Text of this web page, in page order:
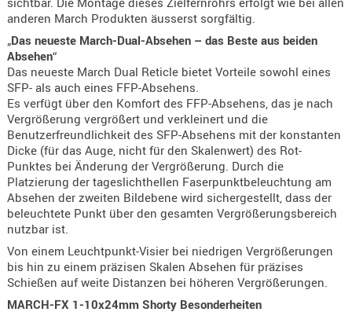
KITS
RÜST-
anderen March Produkten äusserst sorgfältig.
„Das neueste March-Dual-Absehen – das Beste aus beiden
Absehen“
Das neueste March Dual Reticle bietet Vorteile sowohl eines
SFP- als auch eines FFP-Absehens.
Es verfügt über den Komfort des FFP-Absehens, das je nach
Vergrößerung vergrößert und verkleinert und die
Benutzerfreundlichkeit des SFP-Absehens mit der konstanten
Dicke (für das Auge, nicht für den Skalenwert) des Rot-
Punktes bei Änderung der Vergrößerung. Durch die
Platzierung der tageslichthellen Faserpunktbeleuchtung am
Absehen der zweiten Bildebene wird sichergestellt, dass der
beleuchtete Punkt über den gesamten Vergrößerungsbereich
nutzbar ist.
Von einem Leuchtpunkt-Visier bei niedrigen Vergrößerungen
bis hin zu einem präzisen Skalen Absehen für präzises
Schießen auf weite Distanzen bei höheren Vergrößerungen.
MARCH-FX 1-10x24mm Shorty Besonderheiten